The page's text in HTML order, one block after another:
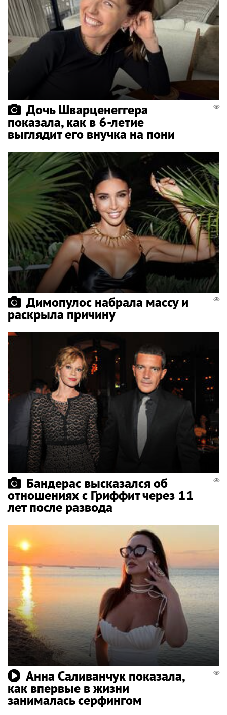
Дочь Шварценеггера
показала, как в 6-летие
выглядит его внучка на пони
Димопулос набрала массу и
раскрыла причину
Бандерас высказался об
отношениях с Гриффит через 11
лет после развода
Анна Саливанчук показала,
как впервые в жизни
занималась серфингом